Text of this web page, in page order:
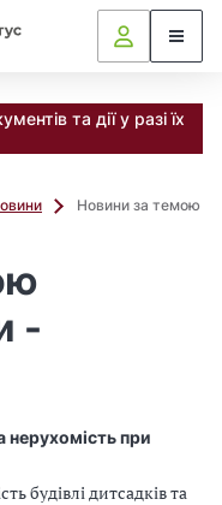
та дії у разі їх
Новини за темою
-
нерухомість при
будівлі дитсадків та